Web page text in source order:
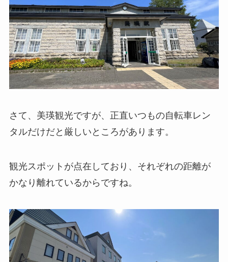
さて、美瑛観光ですが、正直いつもの自転車レン
タルだけだと厳しいところがあります。
観光スポットが点在しており、それぞれの距離が
かなり離れているからですね。